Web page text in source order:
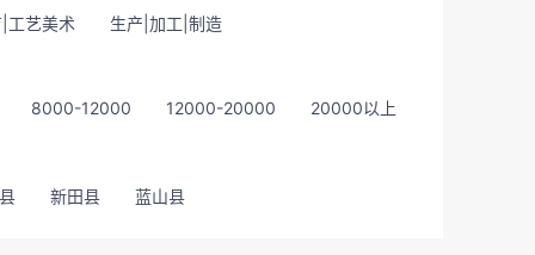
工艺美术
生产|加工|制造
8000-12000 12000-20000 20000以上
新田县 蓝山县